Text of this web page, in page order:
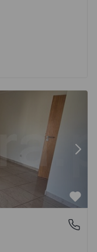
Martins -